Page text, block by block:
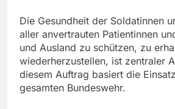
Die Gesundheit der Soldatinnen
aller anvertrauten Patientinnen
und Ausland zu schützen, zu
wiederherzustellen, ist zentraler
diesem Auftrag basiert die
gesamten Bundeswehr.